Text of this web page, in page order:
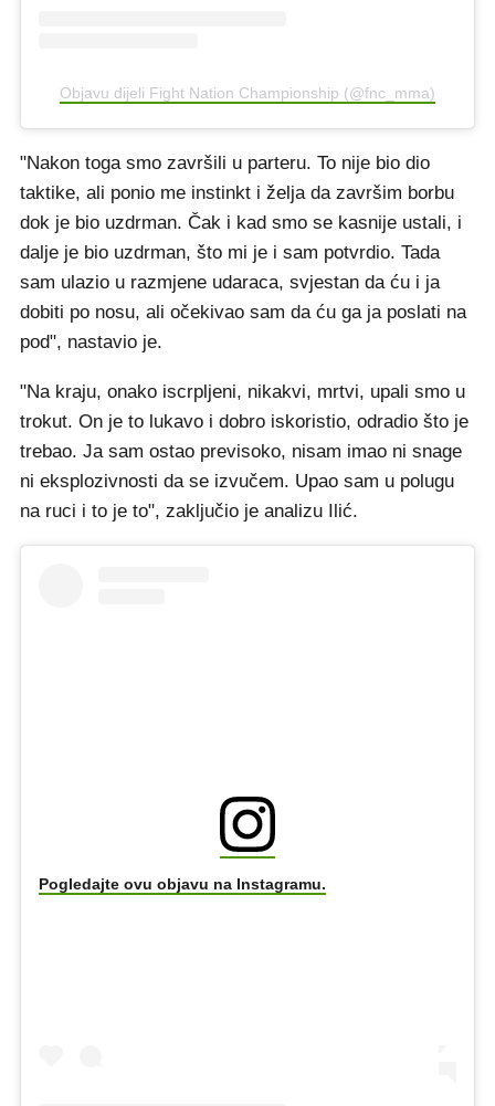
Objavu dijeli Fight Nation Championship (@fnc_mma)
"Nakon toga smo završili u parteru. To nije bio dio
taktike, ali ponio me instinkt i želja da završim borbu
dok je bio uzdrman. Čak i kad smo se kasnije ustali, i
dalje je bio uzdrman, što mi je i sam potvrdio. Tada
sam ulazio u razmjene udaraca, svjestan da ću i ja
dobiti po nosu, ali očekivao sam da ću ga ja poslati na
pod", nastavio je.
"Na kraju, onako iscrpljeni, nikakvi, mrtvi, upali smo u
trokut. On je to lukavo i dobro iskoristio, odradio što je
trebao. Ja sam ostao previsoko, nisam imao ni snage
ni eksplozivnosti da se izvučem. Upao sam u polugu
na ruci i to je to", zaključio je analizu Ilić.
Pogledajte ovu objavu na Instagramu.